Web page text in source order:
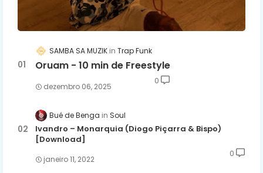
SAMBA SA MUZIK Trap Funk
Oruam - 10 min de Freestyle
dezembro 06, 2025
0
Bué de Benga Soul
Ivandro – Monarquia (Diogo Piçarra & Bispo)
[Download]
janeiro 11, 2022
0